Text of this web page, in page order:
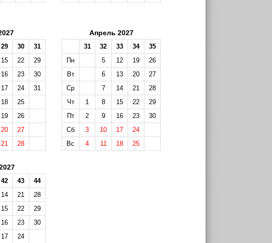
29 30
31
15 22
29
16 23
30
17 24
31
18
25
19
26
20
27
21 28
Апрель 2027
31 32 33 34
35
Пн
5 12 19
26
Вт
6 13 20
27
Ср
7 14 21
28
Чт
1 8 15 22
29
Пт
2 9 16 23
30
Сб
3 10 17
24
Вс
4 11 18 25
42 43
44
14 21
28
15 22
29
16 23
30
17 24